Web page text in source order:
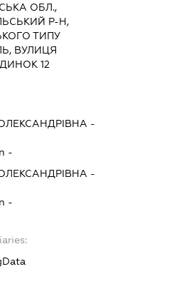
ОБЛ.,
Р-Н,
ТИПУ
ВУЛИЦЯ
12
-
-
-
-